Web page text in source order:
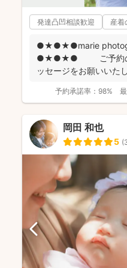
発達凸凹相談歓迎 産着
●★●★●marie
●★●★● ご予約の前
ッセージをお願いいた
予約承諾率： 98%
岡田 和也
5 (